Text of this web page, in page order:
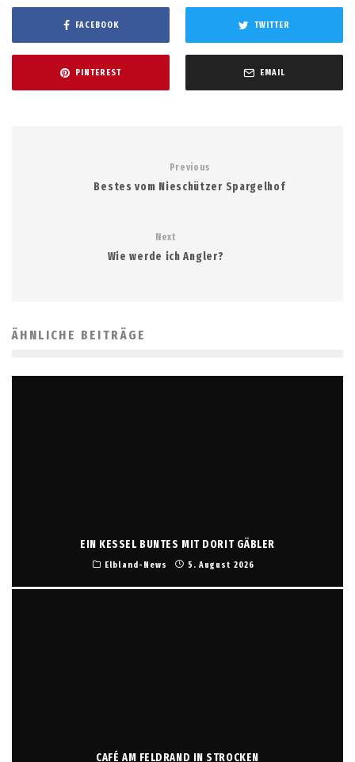
FACEBOOK TWITTER
PINTEREST EMAIL
Previous
Bestes vom Nieschützer Spargelhof
Next
Wie werde ich Angler?
ÄHNLICHE BEITRÄGE
EIN KESSEL BUNTES MIT DORIT GÄBLER
Elbland-News 5. August 2026
CAFÉ AM FELDRAND IN STROCKEN